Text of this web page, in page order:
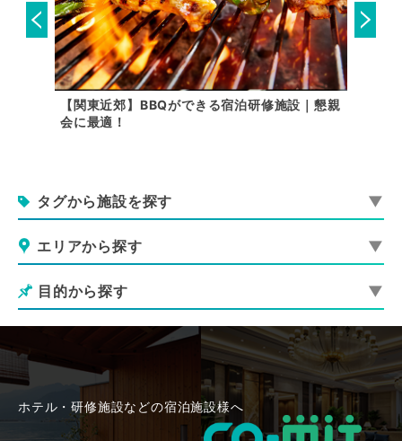
【関東近郊】BBQができる宿泊研修施設｜懇親
会に最適！
タグから施設を探す
エリアから探す
目的から探す
ホテル・研修施設などの宿泊施設様へ